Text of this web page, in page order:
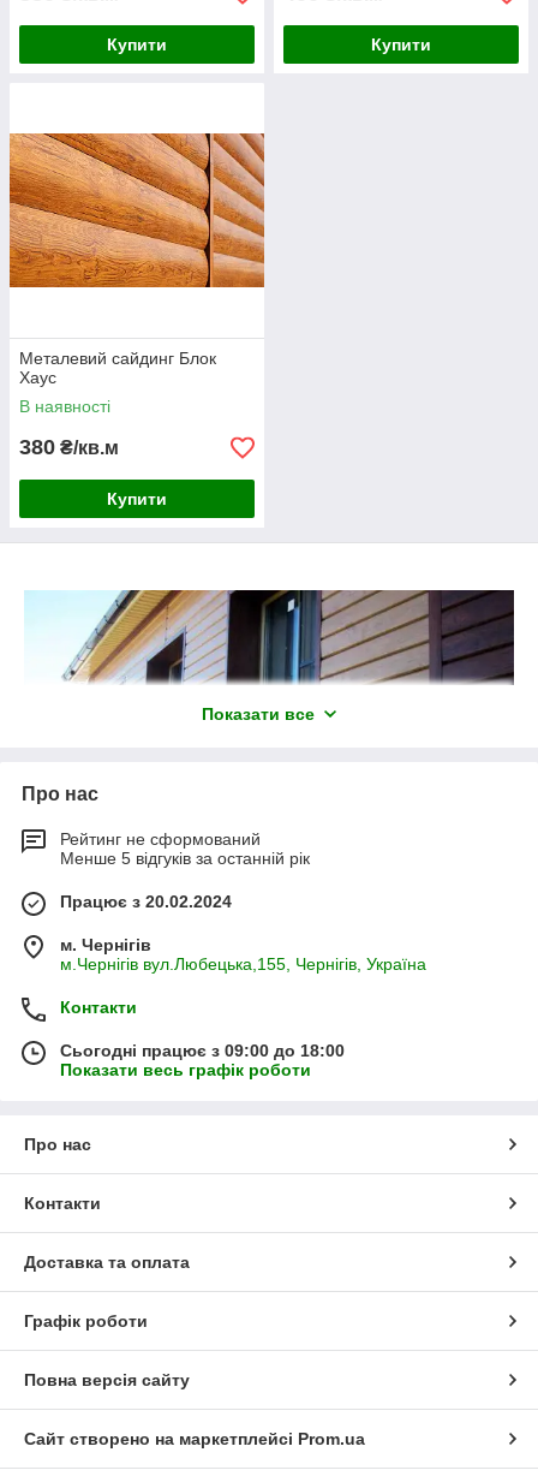
Купити Купити
Металевий сайдинг Блок
Хаус
В наявності
380 ₴/кв.м
Купити
(ВИСТАВКОВИЙ ЗАЛ)
оздоблювальних матеріалів. Котрий рік поспіль металевий
сталеві панелі з полімерним покриттям, товщина яких не
більше 1 мм і довга - більше 5 метрів. За рахунок особливої ​​
Показати все
Про нас
Рейтинг не сформований
Менше 5 відгуків за останній рік
Працює з 20.02.2024
м. Чернігів
м.Чернігів вул.Любецька,155, Чернігів, Україна
Контакти
Сьогодні працює з 09:00 до 18:00
Показати весь графік роботи
Про нас
Контакти
Доставка та оплата
Графік роботи
Повна версія сайту
Сайт створено на маркетплейсі Prom.ua